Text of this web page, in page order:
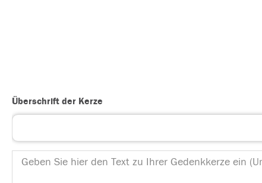
Überschrift der Kerze